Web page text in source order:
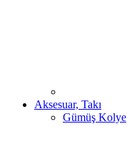
Aksesuar, Takı
Gümüş Kolye